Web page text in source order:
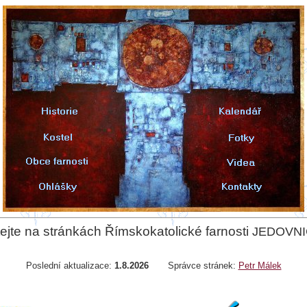
na stránkách Římskokatolické farnosti
Poslední aktualizace: 1.8.2026Správce stránek: Petr Málek